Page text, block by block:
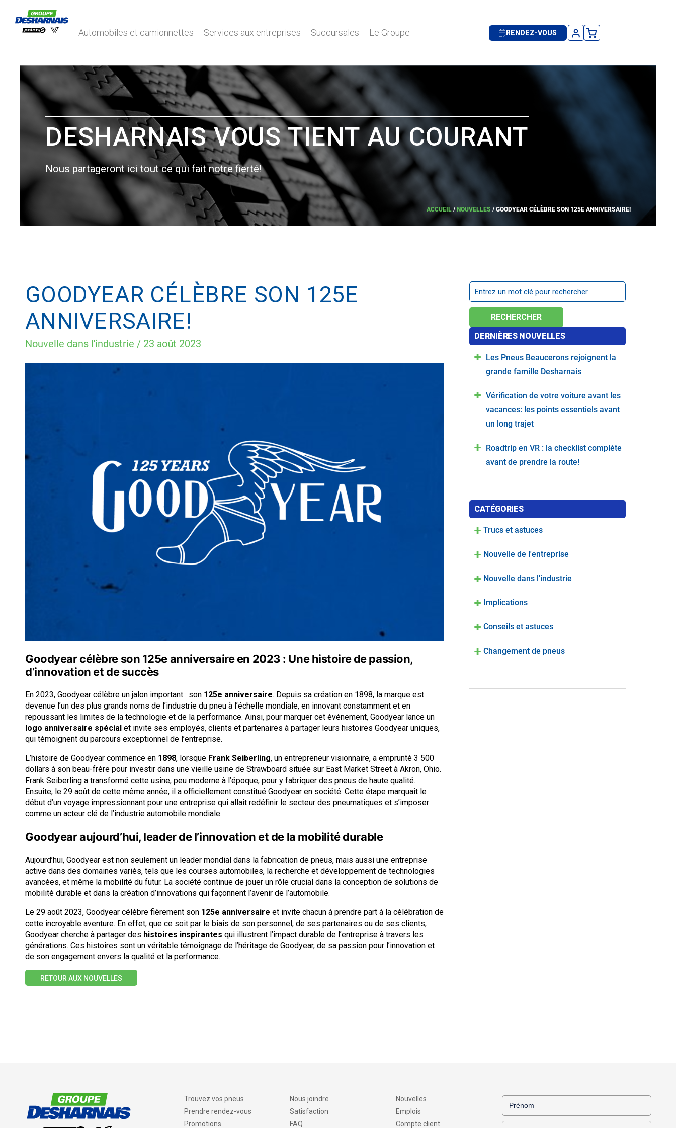
Automobiles et camionnettes Services aux entreprises Succursales Le Groupe RENDEZ-VOUS
DESHARNAIS VOUS TIENT AU COURANT
Nous partageront ici tout ce qui fait notre fierté!
ACCUEIL / NOUVELLES / GOODYEAR CÉLÈBRE SON 125E ANNIVERSAIRE!
GOODYEAR CÉLÈBRE SON 125E
ANNIVERSAIRE!
Nouvelle dans l'industrie / 23 août 2023
Goodyear célèbre son 125e anniversaire en 2023 : Une histoire de passion,
d’innovation et de succès
En 2023, Goodyear célèbre un jalon important : son 125e anniversaire. Depuis sa création en 1898, la marque est
devenue l’un des plus grands noms de l’industrie du pneu à l’échelle mondiale, en innovant constamment et en
repoussant les limites de la technologie et de la performance. Ainsi, pour marquer cet événement, Goodyear lance un
logo anniversaire spécial et invite ses employés, clients et partenaires à partager leurs histoires Goodyear uniques,
qui témoignent du parcours exceptionnel de l’entreprise.
L’histoire de Goodyear commence en 1898, lorsque Frank Seiberling, un entrepreneur visionnaire, a emprunté 3 500
dollars à son beau-frère pour investir dans une vieille usine de Strawboard située sur East Market Street à Akron, Ohio.
Frank Seiberling a transformé cette usine, peu moderne à l’époque, pour y fabriquer des pneus de haute qualité.
Ensuite, le 29 août de cette même année, il a officiellement constitué Goodyear en société. Cette étape marquait le
début d’un voyage impressionnant pour une entreprise qui allait redéfinir le secteur des pneumatiques et s’imposer
comme un acteur clé de l’industrie automobile mondiale.
Goodyear aujourd’hui, leader de l’innovation et de la mobilité durable
Aujourd’hui, Goodyear est non seulement un leader mondial dans la fabrication de pneus, mais aussi une entreprise
active dans des domaines variés, tels que les courses automobiles, la recherche et développement de technologies
avancées, et même la mobilité du futur. La société continue de jouer un rôle crucial dans la conception de solutions de
mobilité durable et dans la création d’innovations qui façonnent l’avenir de l’automobile.
Le 29 août 2023, Goodyear célèbre fièrement son 125e anniversaire et invite chacun à prendre part à la célébration de
cette incroyable aventure. En effet, que ce soit par le biais de son personnel, de ses partenaires ou de ses clients,
Goodyear cherche à partager des histoires inspirantes qui illustrent l’impact durable de l’entreprise à travers les
générations. Ces histoires sont un véritable témoignage de l’héritage de Goodyear, de sa passion pour l’innovation et
de son engagement envers la qualité et la performance.
RETOUR AUX NOUVELLES
RECHERCHER
DERNIÈRES NOUVELLES
Les Pneus Beaucerons rejoignent la
grande famille Desharnais
Vérification de votre voiture avant les
vacances: les points essentiels avant
un long trajet
Roadtrip en VR : la checklist complète
avant de prendre la route!
CATÉGORIES
Trucs et astuces
Nouvelle de l'entreprise
Nouvelle dans l'industrie
Implications
Conseils et astuces
Changement de pneus
Trouvez vos pneus
Prendre rendez-vous
Promotions
Nous joindre
Satisfaction
FAQ
Nouvelles
Emplois
Compte client